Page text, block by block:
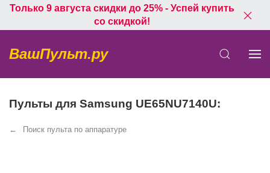
Только 9 августа скидки до 25% - Успей купить
со скидкой!
ВашПульт.ру
Пульты для Samsung UE65NU7140U:
Поиск пульта по аппаратуре